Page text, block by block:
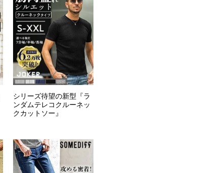
シリーズ待望の新型『ラ
ンダムテレコクルーネッ
クカットソー』